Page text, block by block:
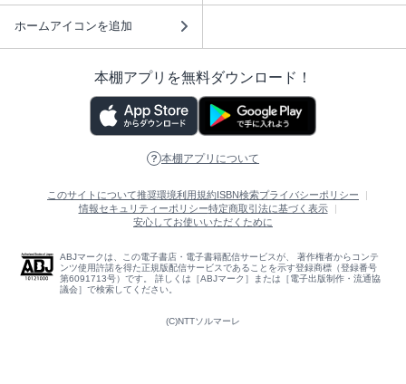
ホームアイコンを追加
本棚アプリを無料ダウンロード！
本棚アプリについて
このサイトについて推奨環境利用規約 ISBN検索プライバシーポリシー
情報セキュリティーポリシー特定商取引法に基づく表示
安心してお使いいただくために
ABJマークは、この電子書店・電子書籍配信サービスが、 著作権者からコンテ
ンツ使用許諾を得た正規版配信サービスであることを示す登録商標（登録番号
第6091713号）です。 詳しくは［ABJマーク］または［電子出版制作・流通協
議会］で検索してください。
(C)NTTソルマーレ